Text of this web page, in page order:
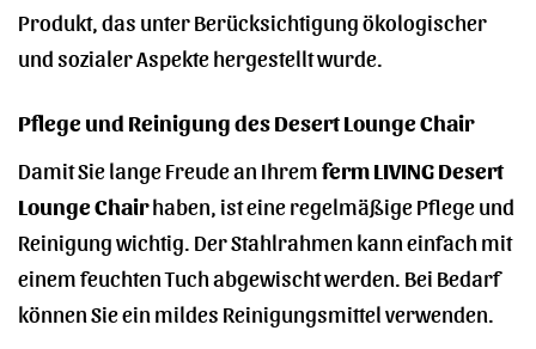
Produkt, das unter Berücksichtigung ökologischer
und sozialer Aspekte hergestellt wurde.
Pflege und Reinigung des Desert Lounge Chair
Damit Sie lange Freude an Ihremferm LIVING Desert
Lounge Chairhaben, ist eine regelmäßige Pflege und
Reinigung wichtig. Der Stahlrahmen kann einfach mit
einem feuchten Tuch abgewischt werden. Bei Bedarf
können Sie ein mildes Reinigungsmittel verwenden.